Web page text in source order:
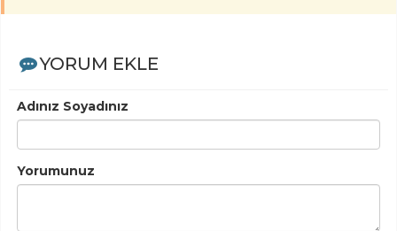
YORUM EKLE
Adınız Soyadınız
Yorumunuz